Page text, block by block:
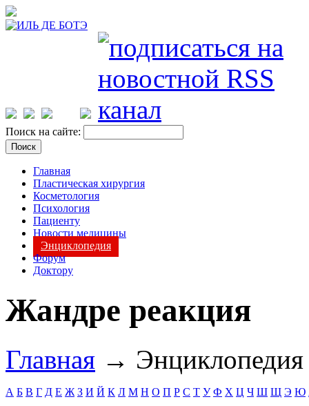
Поиск на сайте:
Главная
Пластическая хирургия
Косметология
Психология
Пациенту
Новости медицины
Энциклопедия
Форум
Доктору
Жандре реакция
Главная →
А Б В Г Д Е Ж З И Й К Л М Н О П Р С Т У Ф Х Ц Ч Ш Щ Э Ю